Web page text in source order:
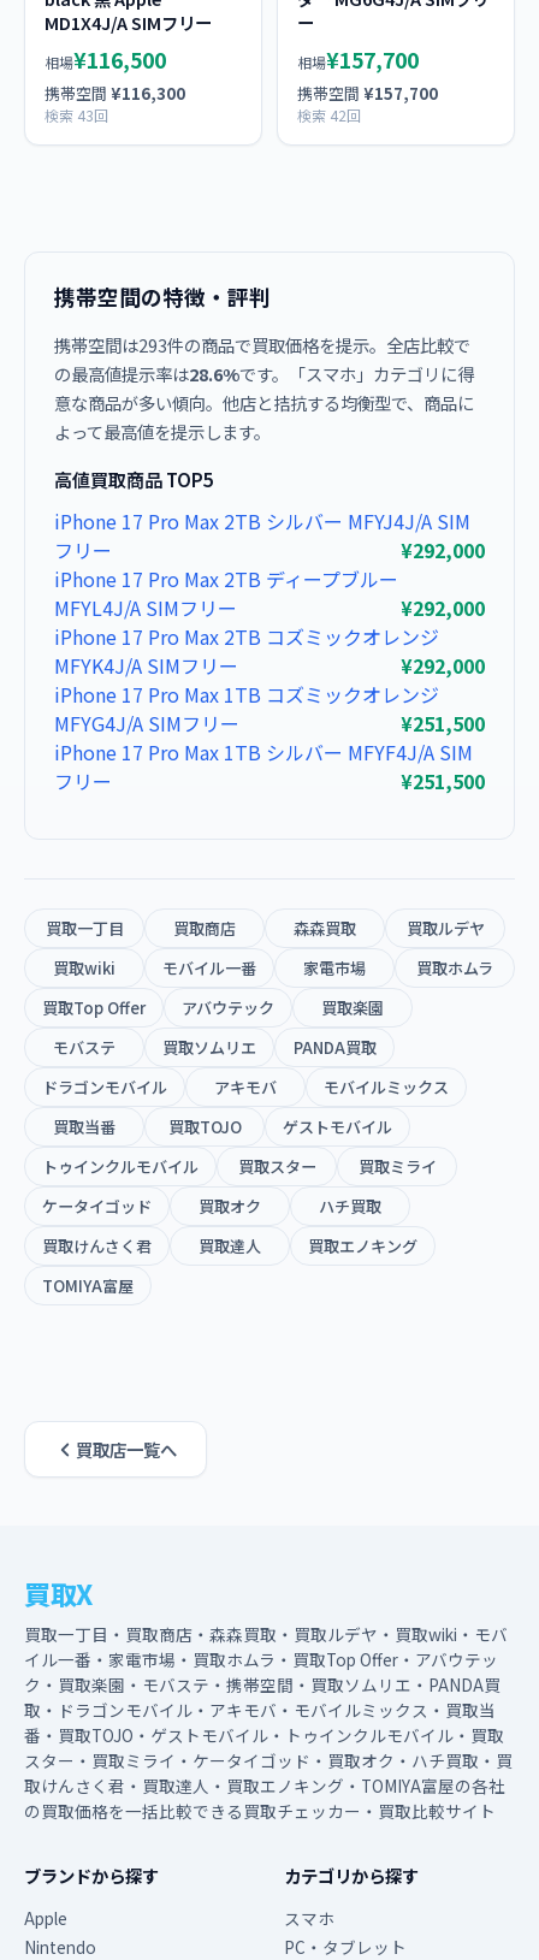
MD1X4J/A SIMフリー
相場¥116,500
携帯空間 ¥116,300
検索 43回
ー
相場¥157,700
携帯空間 ¥157,700
検索 42回
携帯空間の特徴・評判
携帯空間は293件の商品で買取価格を提示。全店比較で
の最高値提示率は28.6%です。「スマホ」カテゴリに得
意な商品が多い傾向。他店と拮抗する均衡型で、商品に
よって最高値を提示します。
高値買取商品 TOP5
iPhone 17 Pro Max 2TB シルバー MFYJ4J/A SIM
フリー
¥292,000
iPhone 17 Pro Max 2TB ディープブルー
MFYL4J/A SIMフリー
¥292,000
iPhone 17 Pro Max 2TB コズミックオレンジ
MFYK4J/A SIMフリー
¥292,000
iPhone 17 Pro Max 1TB コズミックオレンジ
MFYG4J/A SIMフリー
¥251,500
iPhone 17 Pro Max 1TB シルバー MFYF4J/A SIM
フリー
¥251,500
買取一丁目 買取商店 森森買取
買取ルデヤ
買取wiki
モバイル一番 家電市場
買取ホムラ
買取Top Offer
アバウテック
買取楽園
モバステ
買取ソムリエ
PANDA買取
ドラゴンモバイル
アキモバ
モバイルミックス
買取当番
買取TOJO
ゲストモバイル
トゥインクルモバイル
買取スター
買取ミライ
ケータイゴッド
買取オク
ハチ買取
買取けんさく君
買取達人
買取エノキング
TOMIYA富屋
買取店一覧へ
買取X
買取一丁目・買取商店・森森買取・買取ルデヤ・買取wiki・モバ
イル一番・家電市場・買取ホムラ・買取Top Offer・アバウテッ
ク・買取楽園・モバステ・携帯空間・買取ソムリエ・PANDA買
取・ドラゴンモバイル・アキモバ・モバイルミックス・買取当
番・買取TOJO・ゲストモバイル・トゥインクルモバイル・買取
スター・買取ミライ・ケータイゴッド・買取オク・ハチ買取・買
取けんさく君・買取達人・買取エノキング・TOMIYA富屋の各社
の買取価格を一括比較できる買取チェッカー・買取比較サイト
ブランドから探す
Apple
Nintendo
カテゴリから探す
スマホ
PC・タブレット